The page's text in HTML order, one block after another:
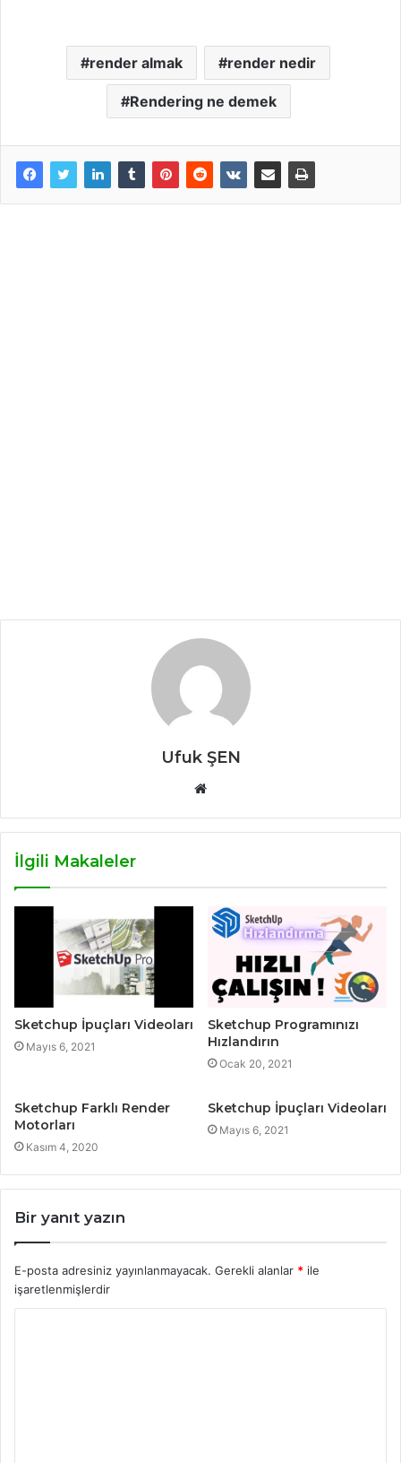
render almak render nedir
Rendering ne demek
Ufuk ŞEN
b
e
İlgili Makaleler
Sketchup İpuçları Videoları
Mayıs 6, 2021
Sketchup Programınızı
Hızlandırın
Ocak 20, 2021
Sketchup Farklı Render
Motorları
Kasım 4, 2020
Sketchup İpuçları Videoları
Mayıs 6, 2021
Bir yanıt yazın
E-posta adresiniz yayınlanmayacak. Gerekli alanlar * ile
işaretlenmişlerdir